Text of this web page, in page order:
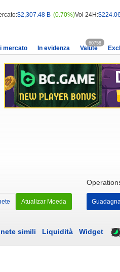
$2,307.48 B (0.70%)Vol 24H:
mercato In evidenza Valute
60758
Atualizar Moeda
simili Liquidità Widget